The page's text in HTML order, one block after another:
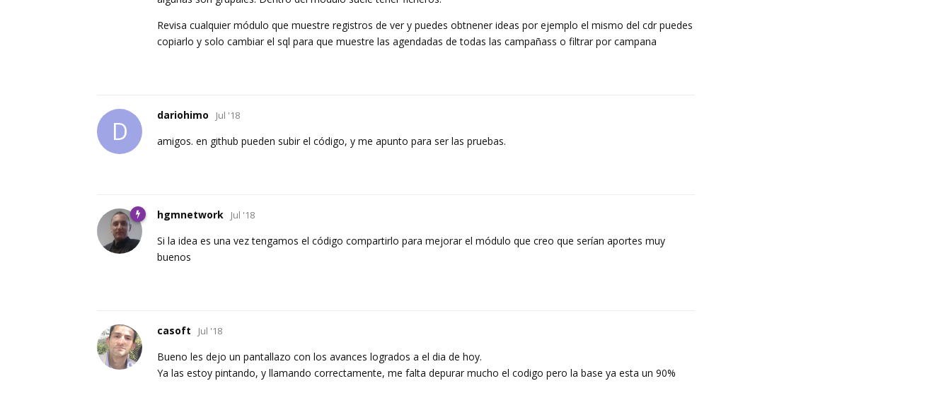
Revisa cualquier módulo que muestre registros de ver y puedes obtnener ideas por ejemplo el mismo del cdr puedes
copiarlo y solo cambiar el sql para que muestre las agendadas de todas las campañass o filtrar por campana
D
dariohimo Jul '18
amigos. en github pueden subir el código, y me apunto para ser las pruebas.
hgmnetwork Jul '18
Si la idea es una vez tengamos el código compartirlo para mejorar el módulo que creo que serían aportes muy
buenos
casoft Jul '18
Bueno les dejo un pantallazo con los avances logrados a el dia de hoy.
Ya las estoy pintando, y llamando correctamente, me falta depurar mucho el codigo pero la base ya esta un 90%